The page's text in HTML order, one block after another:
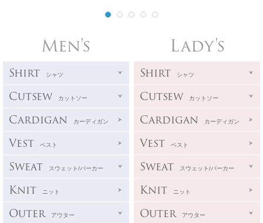
Men's
Shirt シャツ
Cutsew カットソー
Cardigan カーディガン
Vest ベスト
Sweat スウェット/パーカー
Knit ニット
Outer アウター
Lady's
Shirt シャツ
Cutsew カットソー
Cardigan カーディガン
Vest ベスト
Sweat スウェット/パーカー
Knit ニット
Outer アウター